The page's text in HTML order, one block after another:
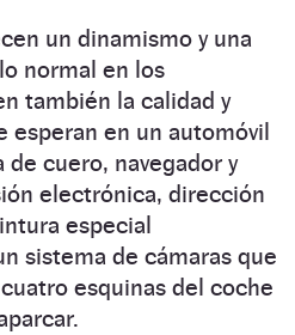
un dinamismo y una
normal en los
también la calidad y
esperan en un automóvil
cuero, navegador y
electrónica, dirección
especial
sistema de cámaras que
esquinas del coche